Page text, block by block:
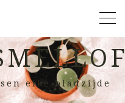
elke bladzijde